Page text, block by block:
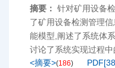
摘要： 针对矿用设备
了矿用设备检测管理
能模型,阐述了系统体
讨论了系统实现过程中
<摘要>(186) PDF[